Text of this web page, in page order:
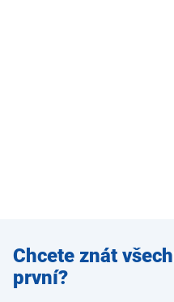
Zadejte
e-mail
Chcete znát
první?